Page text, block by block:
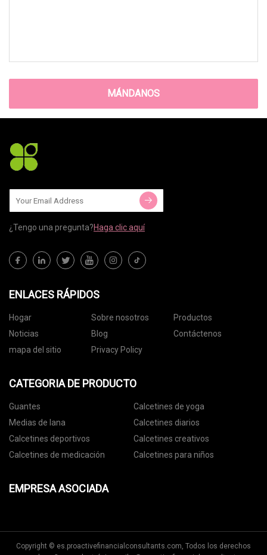
MÁNDANOS
¿Tengo una pregunta?Haga clic aquí
ENLACES RÁPIDOS
Hogar Sobre nosotros
Productos
Noticias
Blog
Contáctenos
mapa del sitio
Privacy Policy
CATEGORIA DE PRODUCTO
Guantes
Calcetines de yoga
Medias de lana
Calcetines diarios
Calcetines deportivos
Calcetines creativos
Calcetines de medicación
Calcetines para niños
EMPRESA ASOCIADA
Copyright © es.proactivefinancialconsultants.com, Todos los derechos